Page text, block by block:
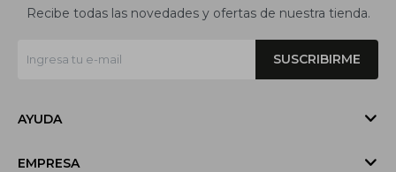
Recibe todas las novedades y ofertas de nuestra tienda.
SUSCRIBIRME
AYUDA
EMPRESA